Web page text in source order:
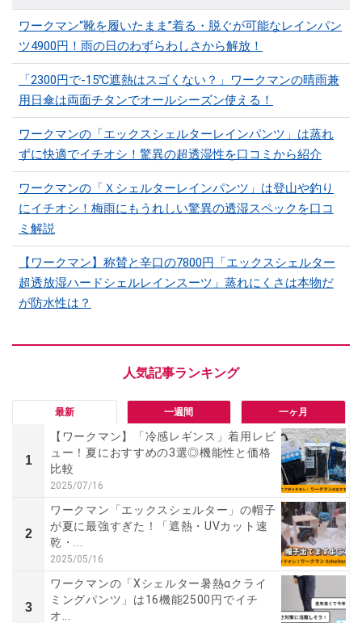
ワークマン“靴を履いたまま”着る・脱ぐが可能なレインパン
ツ4900円！雨の日のわずらわしさから解放！
「2300円で-15℃遮熱はスゴくない？」ワークマンの晴雨兼
用日傘は両面チタンでオールシーズン使える！
ワークマンの「エックスシェルターレインパンツ」は蒸れ
ずに快適でイチオシ！驚異の超透湿性を口コミから紹介
ワークマンの「Ｘシェルターレインパンツ」は登山や釣り
にイチオシ！梅雨にもうれしい驚異の透湿スペックを口コ
ミ解説
【ワークマン】称賛と辛口の7800円「エックスシェルター
超透放湿ハードシェルレインスーツ」蒸れにくさは本物だ
が防水性は？
最新 一週間 一ヶ月
1
【ワークマン】「冷感レギンス」着用レビ
ュー！夏におすすめの3選◎機能性と価格
比較
2025/07/16
2
ワークマン「エックスシェルター」の帽子
が夏に最強すぎた！「遮熱・UVカット速
乾・...
2025/05/16
3
ワークマンの「Xシェルター暑熱αクライ
ミングパンツ」は16機能2500円でイチ
オ...